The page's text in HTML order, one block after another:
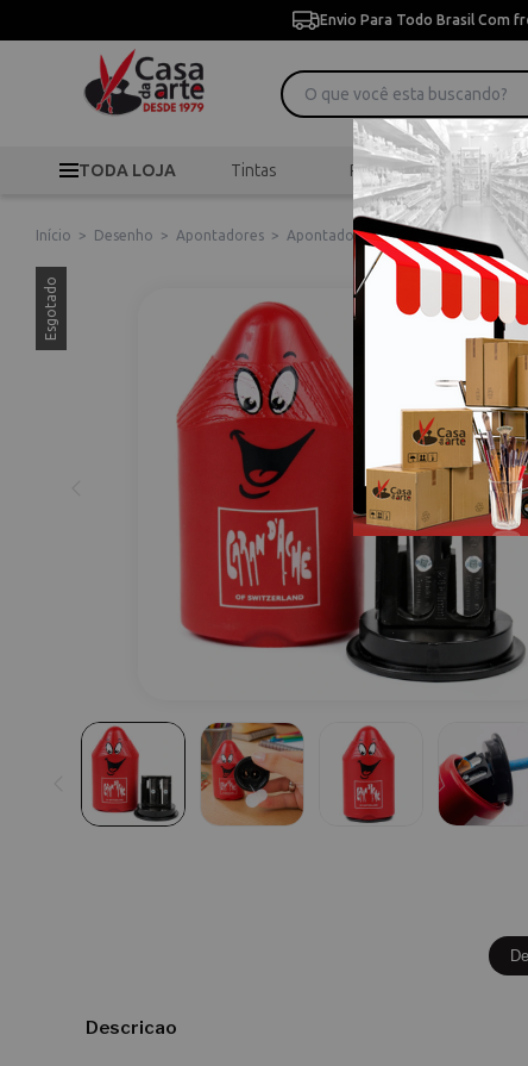
Envio Para Todo Brasil Com
TODA LOJA Tintas Pincéis
Início > Desenho > Apontadores > Apontador de Lápis Duplo Red
Esgotado
Descricao